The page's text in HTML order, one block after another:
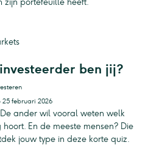
zijn portefeuille heeft.
ben jij?
25 februari 2026
ander wil vooral weten welk
En de meeste mensen? Die
jouw type in deze korte quiz.